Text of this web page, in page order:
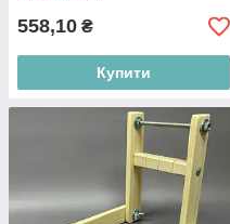
558,10 ₴
Купити